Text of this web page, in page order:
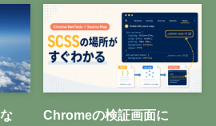
Chromeの検証画面に